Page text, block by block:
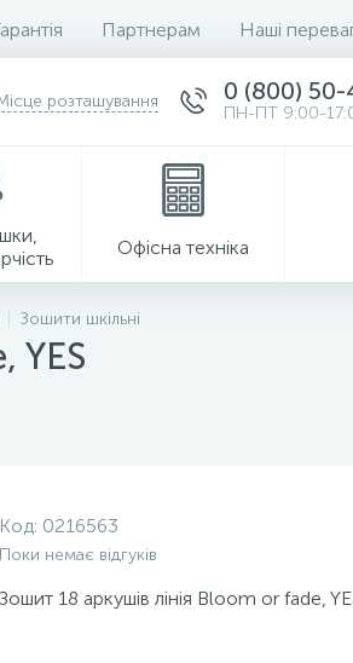
Партнерам Наші
розташування 0 (800)
ПН-ПТ 9:00-
Офісна техніка
Зошити шкільні
YES
Код: 0216563
Поки немає відгуків
Зошит 18 аркушів лінія Bloom or fade,